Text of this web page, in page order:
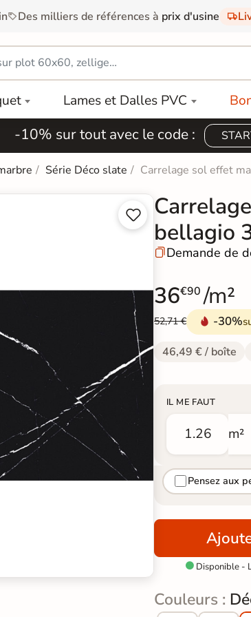
Des milliers de références à prix d'usine
Lames et Dalles PVC
-10% sur tout avec le code :
Série Déco slate Carrelage sol effet


bellagio
Demande de
36€90 /m²
52,71 € -30%
46,49 € / boîte
IL ME FAUT
m²
Pensez aux
 Disponible -
Couleurs :